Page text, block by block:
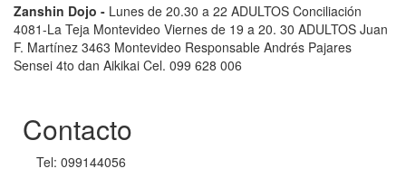
Zanshin Dojo - Lunes de 20.30 a 22 ADULTOS Conciliación
4081-La Teja Montevideo Viernes de 19 a 20. 30 ADULTOS Juan
F. Martínez 3463 Montevideo Responsable Andrés Pajares
Sensei 4to dan Aikikai Cel. 099 628 006
Contacto
Tel: 099144056